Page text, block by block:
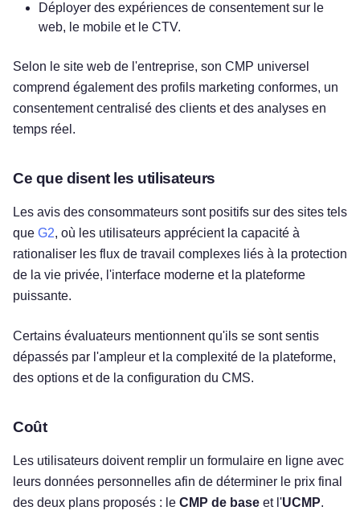
Déployer des expériences de consentement sur le
web, le mobile et le CTV.
Selon le site web de l'entreprise, son CMP universel
comprend également des profils marketing conformes, un
consentement centralisé des clients et des analyses en
temps réel.
Ce que disent les utilisateurs
Les avis des consommateurs sont positifs sur des sites tels
que G2, où les utilisateurs apprécient la capacité à
rationaliser les flux de travail complexes liés à la protection
de la vie privée, l'interface moderne et la plateforme
puissante.
Certains évaluateurs mentionnent qu'ils se sont sentis
dépassés par l'ampleur et la complexité de la plateforme,
des options et de la configuration du CMS.
Coût
Les utilisateurs doivent remplir un formulaire en ligne avec
leurs données personnelles afin de déterminer le prix final
des deux plans proposés : le CMP de base et l'UCMP.